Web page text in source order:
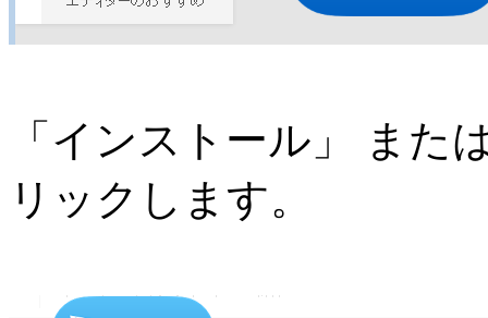
「インストール」 また
リックします。